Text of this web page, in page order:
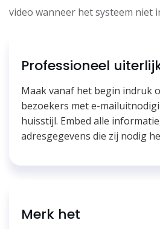
video wanneer het systeem niet
Professioneel
Maak vanaf het begin indruk
bezoekers met e-
huisstijl. Embed alle
adresgegevens die zij nodig
Merk het